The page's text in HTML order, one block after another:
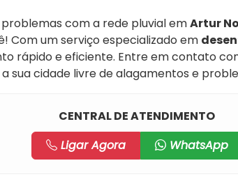
com a rede pluvial emArtur
Com um serviço especializado em
rápido e eficiente. Entre em contato
sua cidade livre de alagamentos e
CENTRAL DE ATENDIMENTO
Ligar Agora
WhatsApp